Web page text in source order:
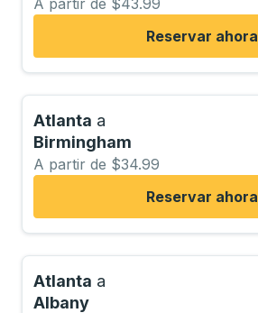
A partir de $43.99
Reservar ahora
Atlanta a
Birmingham
A partir de $34.99
Reservar ahora
Atlanta a
Albany